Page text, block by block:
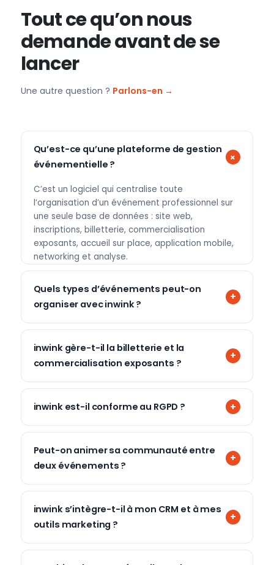
Tout ce qu’on nous
demande avant de se
lancer
Une autre question ? Parlons-en →
Qu’est-ce qu’une plateforme de gestion
événementielle ?
C’est un logiciel qui centralise toute
l’organisation d’un événement professionnel sur
une seule base de données : site web,
inscriptions, billetterie, commercialisation
exposants, accueil sur place, application mobile,
networking et analyse.
Quels types d’événements peut-on
organiser avec inwink ?
inwink gère-t-il la billetterie et la
commercialisation exposants ?
inwink est-il conforme au RGPD ?
Peut-on animer sa communauté entre
deux événements ?
inwink s’intègre-t-il à mon CRM et à mes
outils marketing ?